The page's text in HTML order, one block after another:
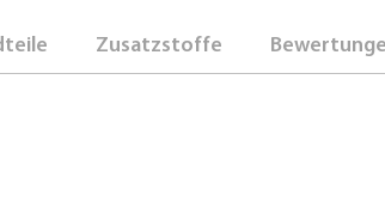
Zusatzstoffe